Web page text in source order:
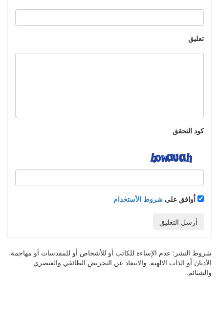
تعليق
كود التحقق
اُوافق على شروط الأستخدام
أرسل التعليق
شروط النشر: عدم الإساءة للكاتب أو للأشخاص أو للمقدسات أو مهاجمة
الأديان أو الذات الالهية. والابتعاد عن التحريض الطائفي والعنصري
والشتائم.